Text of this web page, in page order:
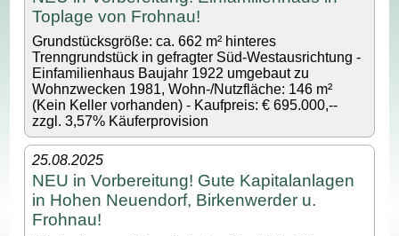
Toplage von Frohnau!
Grundstücksgröße: ca. 662 m² hinteres
Trenngrundstück in gefragter Süd-Westausrichtung -
Einfamilienhaus Baujahr 1922 umgebaut zu
Wohnzwecken 1981, Wohn-/Nutzfläche: 146 m²
(Kein Keller vorhanden) - Kaufpreis: € 695.000,--
zzgl. 3,57% Käuferprovision
25.08.2025
NEU in Vorbereitung! Gute Kapitalanlagen
in Hohen Neuendorf, Birkenwerder u.
Frohnau!